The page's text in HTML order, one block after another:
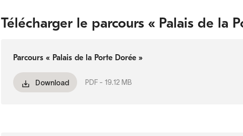
Télécharger le parcours « Palais de la
Parcours « Palais de la Porte Dorée »
Download PDF - 19.12 MB